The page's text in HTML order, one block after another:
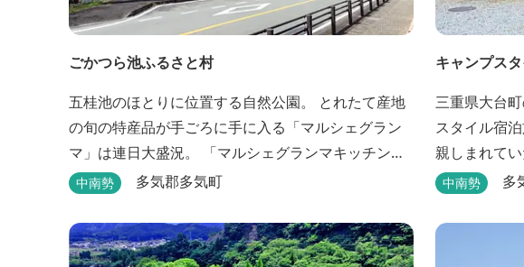
ごかつら池ふるさと村
五桂池のほとりに位置する自然公園。 とれたて産地
の旬の特産品が手ごろに手に入る「マルシェグラン
マ」は連日大盛況。 「マルシェグランマキッチン」
の地元食材で作ったオリジナルピザは大好評！ バー
になった「手ぶらバーベキューセット」も人気で
す。 『ごかつら池どうぶつパーク』近くにありま
中南勢 多気郡多気町
キャンプス
三重県大台
スタイル宿
親しまれて
し、焚き火
間】 チェッ
中南勢 多